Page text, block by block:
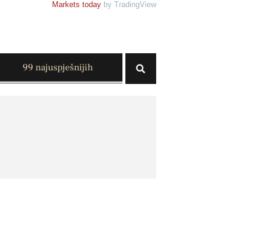
Markets today by TradingView
99 najuspješnijih